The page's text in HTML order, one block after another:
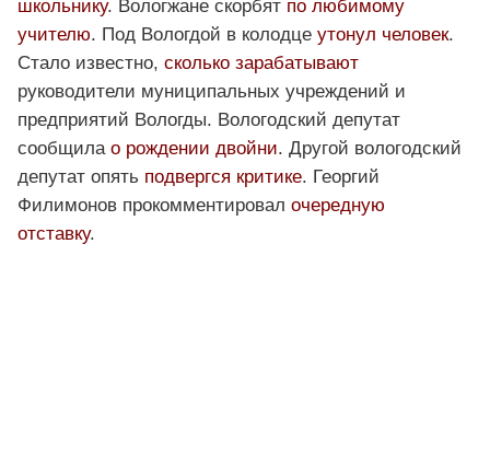
школьнику. Вологжане скорбят по любимому
учителю. Под Вологдой в колодце утонул человек.
Стало известно, сколько зарабатывают
руководители муниципальных учреждений и
предприятий Вологды. Вологодский депутат
сообщила о рождении двойни. Другой вологодский
депутат опять подвергся критике. Георгий
Филимонов прокомментировал очередную
отставку.